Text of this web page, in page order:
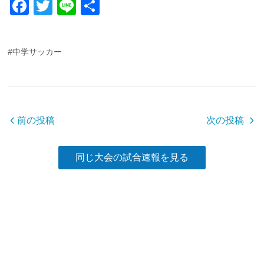
F
c
e
b
o
T
er
Li
#中学サッカー
前の投稿 次の投稿
同じ大会の試合速報を見る